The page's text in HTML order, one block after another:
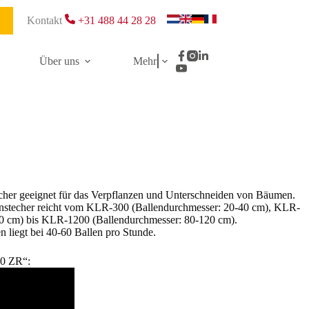
Kontakt +31 488 44 28 28
Über uns Mehr
geeignet für das Verpflanzen und Unterschneiden von Bäumen.
reicht vom KLR-300 (Ballendurchmesser: 20-40 cm), KLR-
cm) bis KLR-1200 (Ballendurchmesser: 80-120 cm).
liegt bei 40-60 Ballen pro Stunde.
ZR“: